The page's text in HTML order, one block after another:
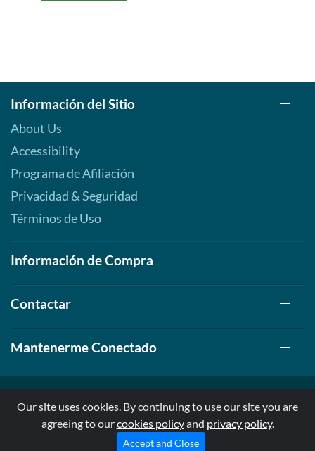
Información del Sitio
About Us
Accessibility
Programa de Afiliación
Privacidad & Seguridad
Términos de Uso
Información de Compra
Contactar
Mantenerme Conectado
© 1999-2026, AllStarHealth.com | All Rights Reserved
* Estas declaraciones no han sido evaluadas por la FDA
Our site uses cookies. By continuing to use our site you are
agreeing to ourcookies policyand privacy policy.
Accept and Close